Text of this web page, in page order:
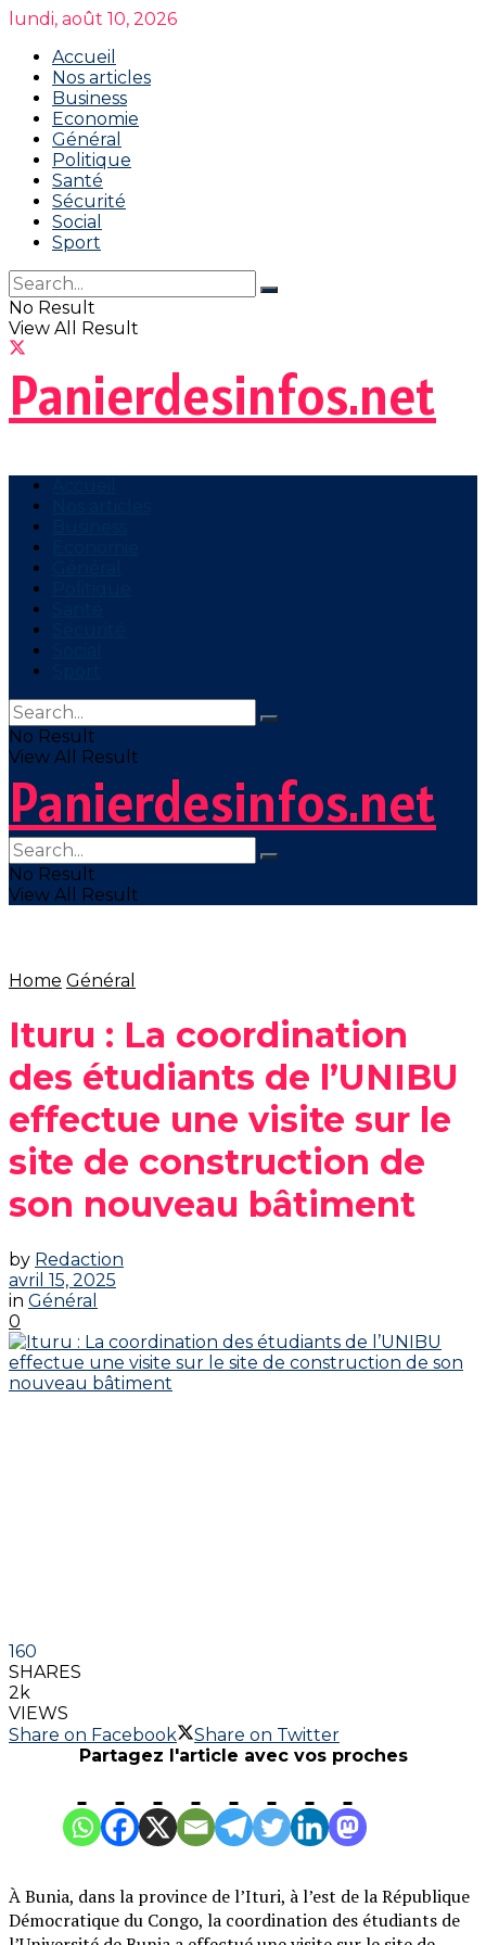
lundi, août 10, 2026
Accueil
Nos articles
Business
Economie
Général
Politique
Santé
Sécurité
Social
Sport
No Result
View All Result
Panierdesinfos.net
No Result
View All Result
Panierdesinfos.net
No Result
View All Result
Home Général
Ituru : La coordination
des étudiants de l’UNIBU
effectue une visite sur le
site de construction de
son nouveau bâtiment
by Redaction
avril 15, 2025
in Général
0
160
SHARES
2k
VIEWS
Share on Facebook
Share on Twitter
Partagez l'article avec vos proches
À Bunia, dans la province de l’Ituri, à l’est de la République
Démocratique du Congo, la coordination des étudiants de